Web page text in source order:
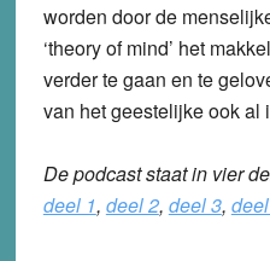
worden door de
‘theory of mind’ het
verder te gaan en te
van het geestelijke ook al
De podcast staat in vier
deel 1, deel 2, deel 3,